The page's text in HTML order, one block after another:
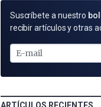
SUSCRÍBETE
POR
MAIL
Suscríbete a nuestro
recibir artículos y otras
ARTÍCULOS RECIENTES